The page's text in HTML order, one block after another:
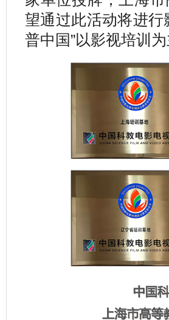
望通过此活动将进行
普中国”以影视培训